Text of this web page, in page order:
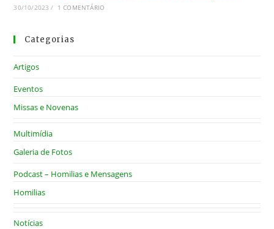
30/10/2023 / 1 COMENTÁRIO
Categorias
Artigos
Eventos
Missas e Novenas
Multimídia
Galeria de Fotos
Podcast – Homilias e Mensagens
Homilias
Notícias